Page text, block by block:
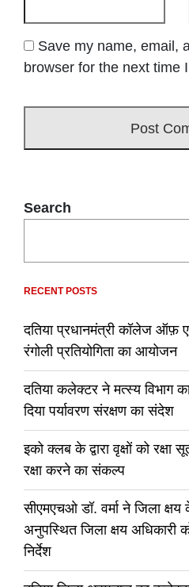
Save my name, email,
browser for the next time
Search
RECENT POSTS
दतिया प्रधानमंत्री कॉलेज ऑफ़
रंगोली प्रतियोगिता का आयोजन
दतिया कलेक्टर ने मत्स्य विभाग का
दिया पर्यावरण संरक्षण का संदेश
इको क्लब के द्वारा वृक्षों को रक्षा
रक्षा करने का संकल्प
सीएमएचओ डॉ. वर्मा ने जिला क्षय
अनुपस्थित जिला क्षय अधिकारी
निर्देश